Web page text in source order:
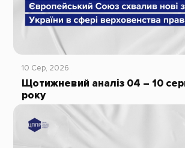
10 Сер, 2026
Щотижневий аналіз 04 – 10
року